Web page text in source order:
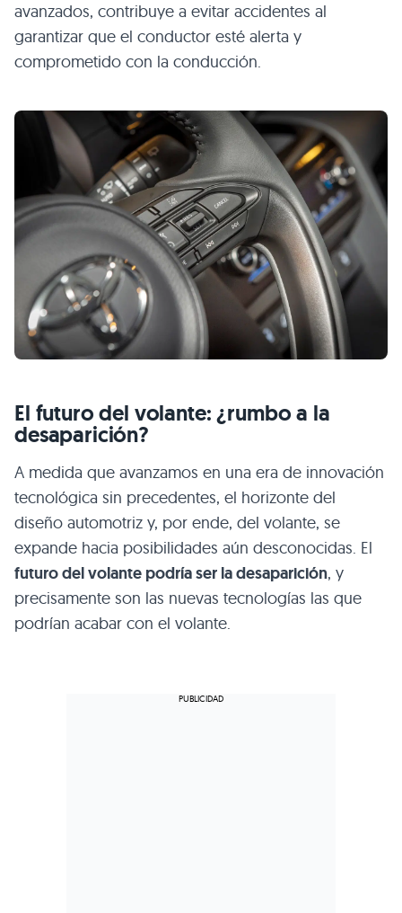
avanzados, contribuye a evitar accidentes al
garantizar que el conductor esté alerta y
comprometido con la conducción.
El futuro del volante: ¿rumbo a la
desaparición?
A medida que avanzamos en una era de innovación
tecnológica sin precedentes, el horizonte del
diseño automotriz y, por ende, del volante, se
expande hacia posibilidades aún desconocidas. El
futuro del volante podría ser la desaparición, y
precisamente son las nuevas tecnologías las que
podrían acabar con el volante.